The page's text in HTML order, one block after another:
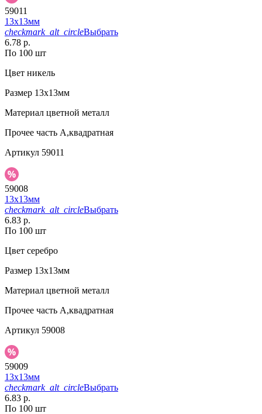
59011
13х13мм
checkmark_alt_circleВыбрать
6.78 р.
По 100 шт
Цвет никель
Размер 13х13мм
Материал цветной металл
Прочее часть А,квадратная
Артикул 59011
59008
13х13мм
checkmark_alt_circleВыбрать
6.83 р.
По 100 шт
Цвет серебро
Размер 13х13мм
Материал цветной металл
Прочее часть А,квадратная
Артикул 59008
59009
13х13мм
checkmark_alt_circleВыбрать
6.83 р.
По 100 шт